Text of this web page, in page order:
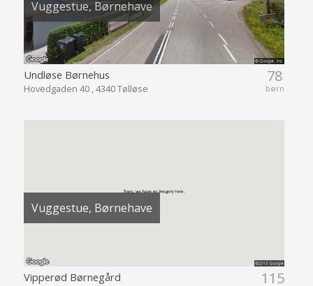
Vuggestue, Børnehave
78
børn
Undløse Børnehus
Hovedgaden 40 , 4340 Tølløse
Vuggestue, Børnehave
115
Vipperød Børnegård